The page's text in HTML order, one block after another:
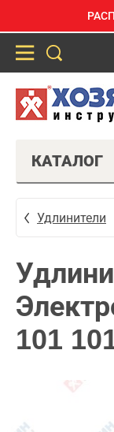
КАТАЛОГ
Удлинители
101